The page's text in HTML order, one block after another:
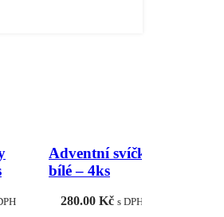
Adventní svíčky
bílé – 4ks
280.00 Kč s DPH